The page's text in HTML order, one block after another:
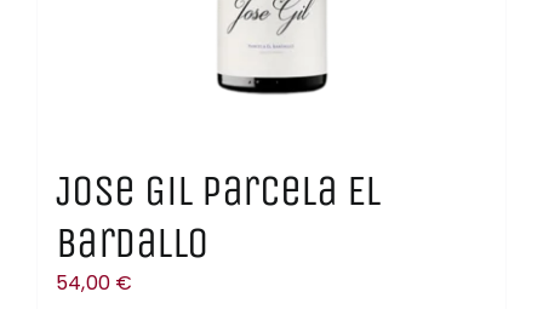
Jose Gil Parcela El
Bardallo
54,00 €